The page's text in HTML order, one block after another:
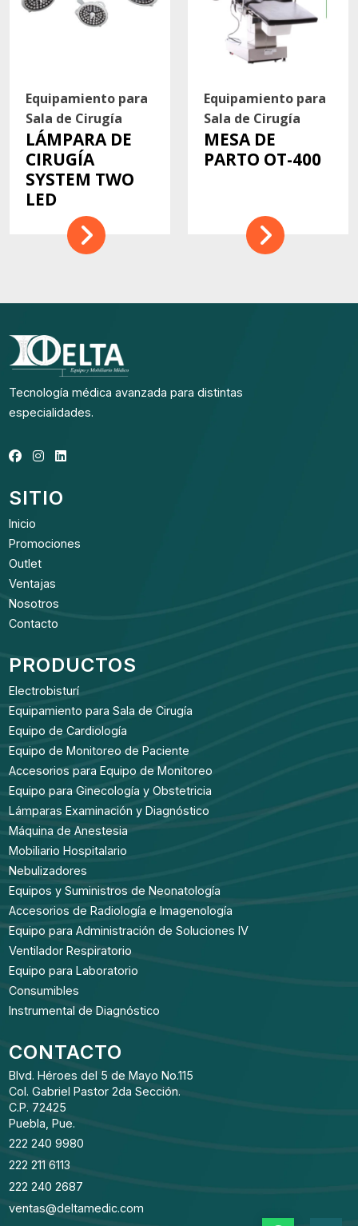
Equipamiento para
Sala de Cirugía
LÁMPARA DE
CIRUGÍA
SYSTEM TWO
LED
Equipamiento para
Sala de Cirugía
MESA DE
PARTO OT-400
Tecnología médica avanzada para distintas
especialidades.
SITIO
Inicio
Promociones
Outlet
Ventajas
Nosotros
Contacto
PRODUCTOS
Electrobisturí
Equipamiento para Sala de Cirugía
Equipo de Cardiología
Equipo de Monitoreo de Paciente
Accesorios para Equipo de Monitoreo
Equipo para Ginecología y Obstetricia
Lámparas Examinación y Diagnóstico
Máquina de Anestesia
Mobiliario Hospitalario
Nebulizadores
Equipos y Suministros de Neonatología
Accesorios de Radiología e Imagenología
Equipo para Administración de Soluciones IV
Ventilador Respiratorio
Equipo para Laboratorio
Consumibles
Instrumental de Diagnóstico
CONTACTO
Blvd. Héroes del 5 de Mayo No.115
Col. Gabriel Pastor 2da Sección.
C.P. 72425
Puebla, Pue.
222 240 9980
222 211 6113
222 240 2687
ventas@deltamedic.com